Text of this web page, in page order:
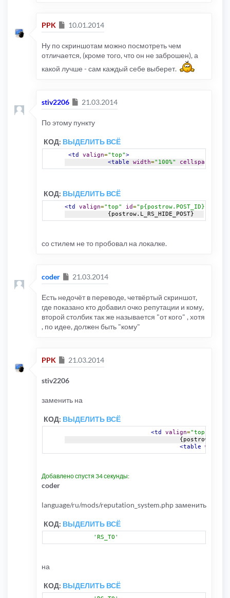
PPK Сообщение
10.01.2014
Ну по скриншотам можно посмотреть чем
отличается, (кроме того, что он не заброшен), а
какой лучше - сам каждый себе выберет.
stiv2206 Сообщение
21.03.2014
По этому пункту
КОД: ВЫДЕЛИТЬ ВСЁ
<td valign="top">
<table
width="100%" cellspacing
КОД: ВЫДЕЛИТЬ ВСЁ
<td valign="top" id="p{postrow.POST_ID}"
            {postrow.L_RS_HIDE_POST}
со стилем не то пробовал на локалке.
coder Сообщение
21.03.2014
Есть недочёт в переводе, четвёртый скриншот,
где показано кто добавил очко репутации и кому,
второй столбик так же называется "от кого" , хотя
, по идее, должен быть "кому"
PPK Сообщение
21.03.2014
stiv2206
заменить на
КОД: ВЫДЕЛИТЬ ВСЁ
<td valign="top"
<table
width
Добавлено спустя 34 секунды:
coder
language/ru/mods/reputation_system.php заменить
КОД: ВЫДЕЛИТЬ ВСЁ
'RS_TO'
на
КОД: ВЫДЕЛИТЬ ВСЁ